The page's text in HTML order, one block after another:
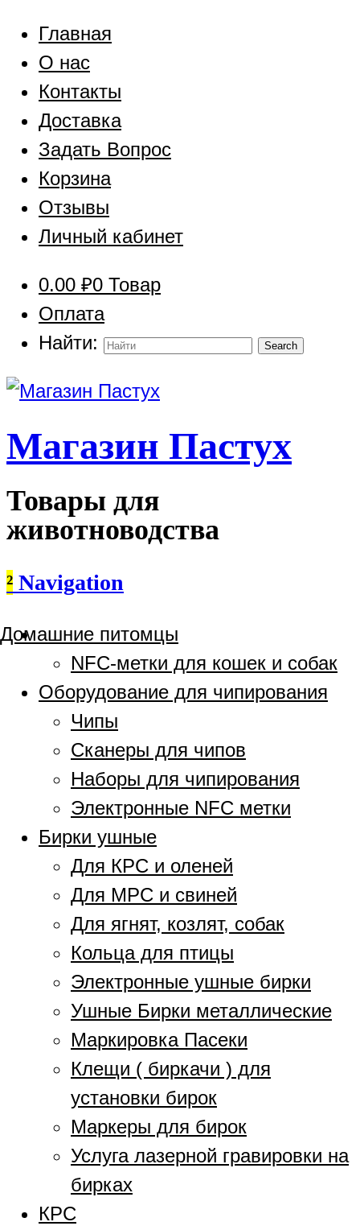
Главная
О нас
Контакты
Доставка
Задать Вопрос
Корзина
Отзывы
Личный кабинет
0.00 ₽0 Товар
Оплата
Найти:
Магазин Пастух
Товары для
животноводства
² Navigation
Домашние питомцы
NFC-метки для кошек и собак
Оборудование для чипирования
Чипы
Сканеры для чипов
Наборы для чипирования
Электронные NFC метки
Бирки ушные
Для КРС и оленей
Для МРС и свиней
Для ягнят, козлят, собак
Кольца для птицы
Электронные ушные бирки
Ушные Бирки металлические
Маркировка Пасеки
Клещи ( биркачи ) для
установки бирок
Маркеры для бирок
Услуга лазерной гравировки на
бирках
КРС